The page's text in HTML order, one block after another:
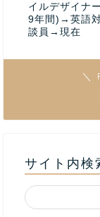
イルデザイナ
9年間)→英語
談員→現在
＼
サイト内検